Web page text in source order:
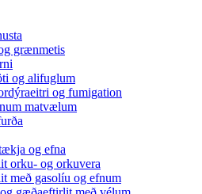
grænmetis
og alifuglum
og fumigation
matvælum
og efna
orku- og orkuvera
með gasolíu og efnum